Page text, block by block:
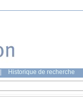
Historique de recherche